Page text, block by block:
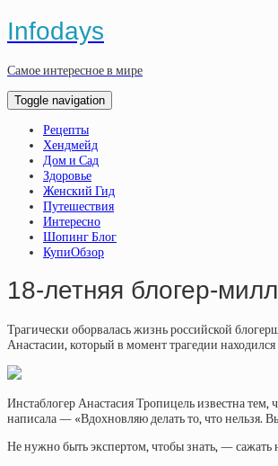
Infodays
Самое интересное в мире
Toggle navigation
Рецепты
Хендмейд
Дом и Сад
Здоровье
Женский Гид
Путешествия
Интересно
Шопинг Блог
КупиОбзор
18-летняя блогер-
Трагически оборвалась жизнь российской
Анастасии, который в момент трагедии
Инстаблогер Анастасия Тропицель известна
написала — «Вдохновляю делать то, что нельзя.
Не нужно быть экспертом, чтобы знать, —